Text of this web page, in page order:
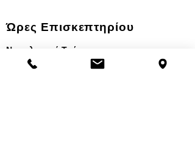
Ώρες Επισκεπτηρίου
Νοσηλευτικά Τμήματα
Χειμερινό ωράριο: 11.00-13.00
17.30-19.30